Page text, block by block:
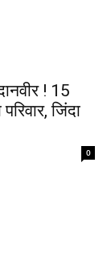
! 15
जिंदा
0